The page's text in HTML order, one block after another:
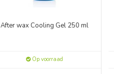
After wax Cooling Gel 250 ml
Op voorraad